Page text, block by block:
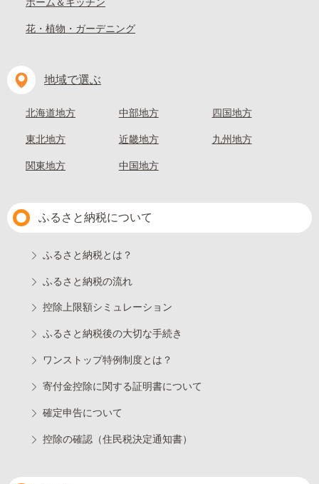
ホーム＆キッチン
花・植物・ガーデニング
地域で選ぶ
北海道地方
東北地方
関東地方
中部地方
近畿地方
中国地方
四国地方
九州地方
ふるさと納税について
ふるさと納税とは？
ふるさと納税の流れ
控除上限額シミュレーション
ふるさと納税後の大切な手続き
ワンストップ特例制度とは？
寄付金控除に関する証明書について
確定申告について
控除の確認（住民税決定通知書）